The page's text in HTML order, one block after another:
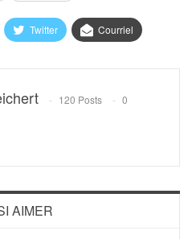
Twitter Courriel
120 Posts
0
AIMER